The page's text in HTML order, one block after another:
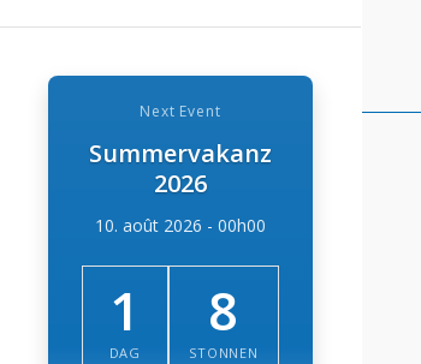
Next Event
Summervakanz
2026
10. août 2026 - 00h00
1
DAG
8
STONNEN